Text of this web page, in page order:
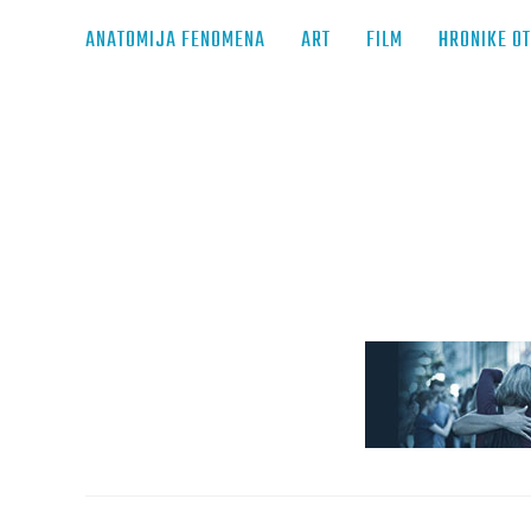
ANATOMIJA FENOMENA ART FILM HRONIKE